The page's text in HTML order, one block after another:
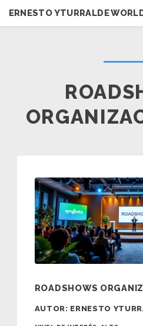
ERNESTO YTURRALDE
ROADSHOWS
AUTOR: ERNESTO